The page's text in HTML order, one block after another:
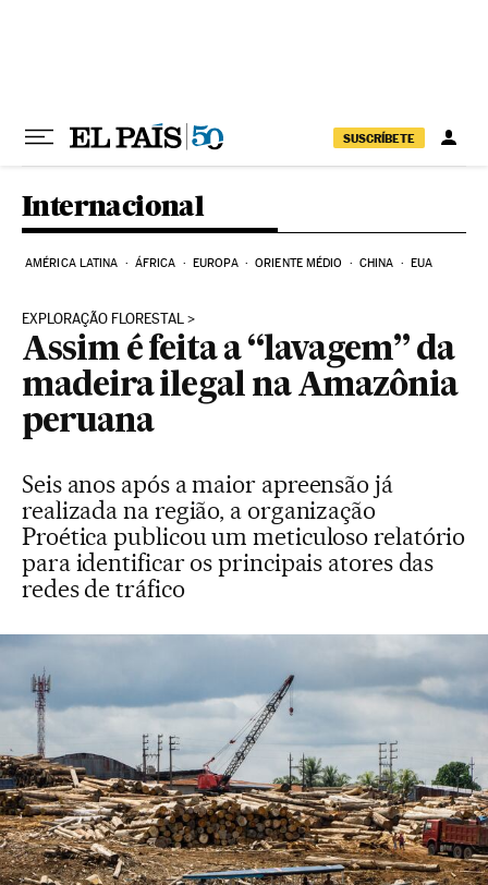
SUSCRÍBETE
Internacional
AMÉRICA LATINA ÁFRICA EUROPA ORIENTE MÉDIO CHINA EUA
EXPLORAÇÃO FLORESTAL
Assim é feita a “lavagem” da
madeira ilegal na Amazônia
peruana
Seis anos após a maior apreensão já
realizada na região, a organização
Proética publicou um meticuloso relatório
para identificar os principais atores das
redes de tráfico